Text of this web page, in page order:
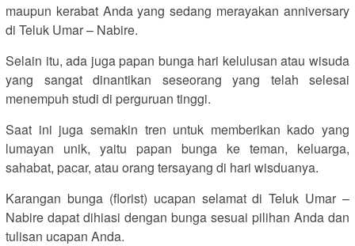
maupun kerabat Anda yang sedang merayakan anniversary
di Teluk Umar – Nabire.
Selain itu, ada juga papan bunga hari kelulusan atau wisuda
yang sangat dinantikan seseorang yang telah selesai
menempuh studi di perguruan tinggi.
Saat ini juga semakin tren untuk memberikan kado yang
lumayan unik, yaitu papan bunga ke teman, keluarga,
sahabat, pacar, atau orang tersayang di hari wisduanya.
Karangan bunga (florist) ucapan selamat di Teluk Umar –
Nabire dapat dihiasi dengan bunga sesuai pilihan Anda dan
tulisan ucapan Anda.